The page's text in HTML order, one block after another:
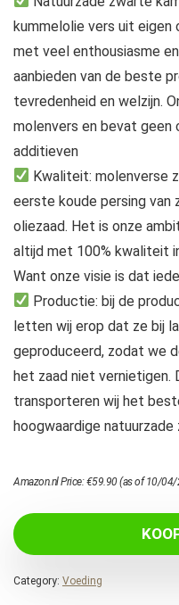
kummelolie vers uit eigen
met veel enthousiasme
aanbieden van de beste
tevredenheid en welzijn.
molenvers en bevat geen
additieven
Kwaliteit: molenverse
eerste koude persing van
oliezaad. Het is onze
altijd met 100% kwaliteit
Want onze visie is dat
Productie: bij de
letten wij erop dat ze bij
geproduceerd, zodat we
het zaad niet vernietigen.
transporteren wij het
hoogwaardige
Amazon.nl Price:€59.90(as of 10/04/
Category: Voeding